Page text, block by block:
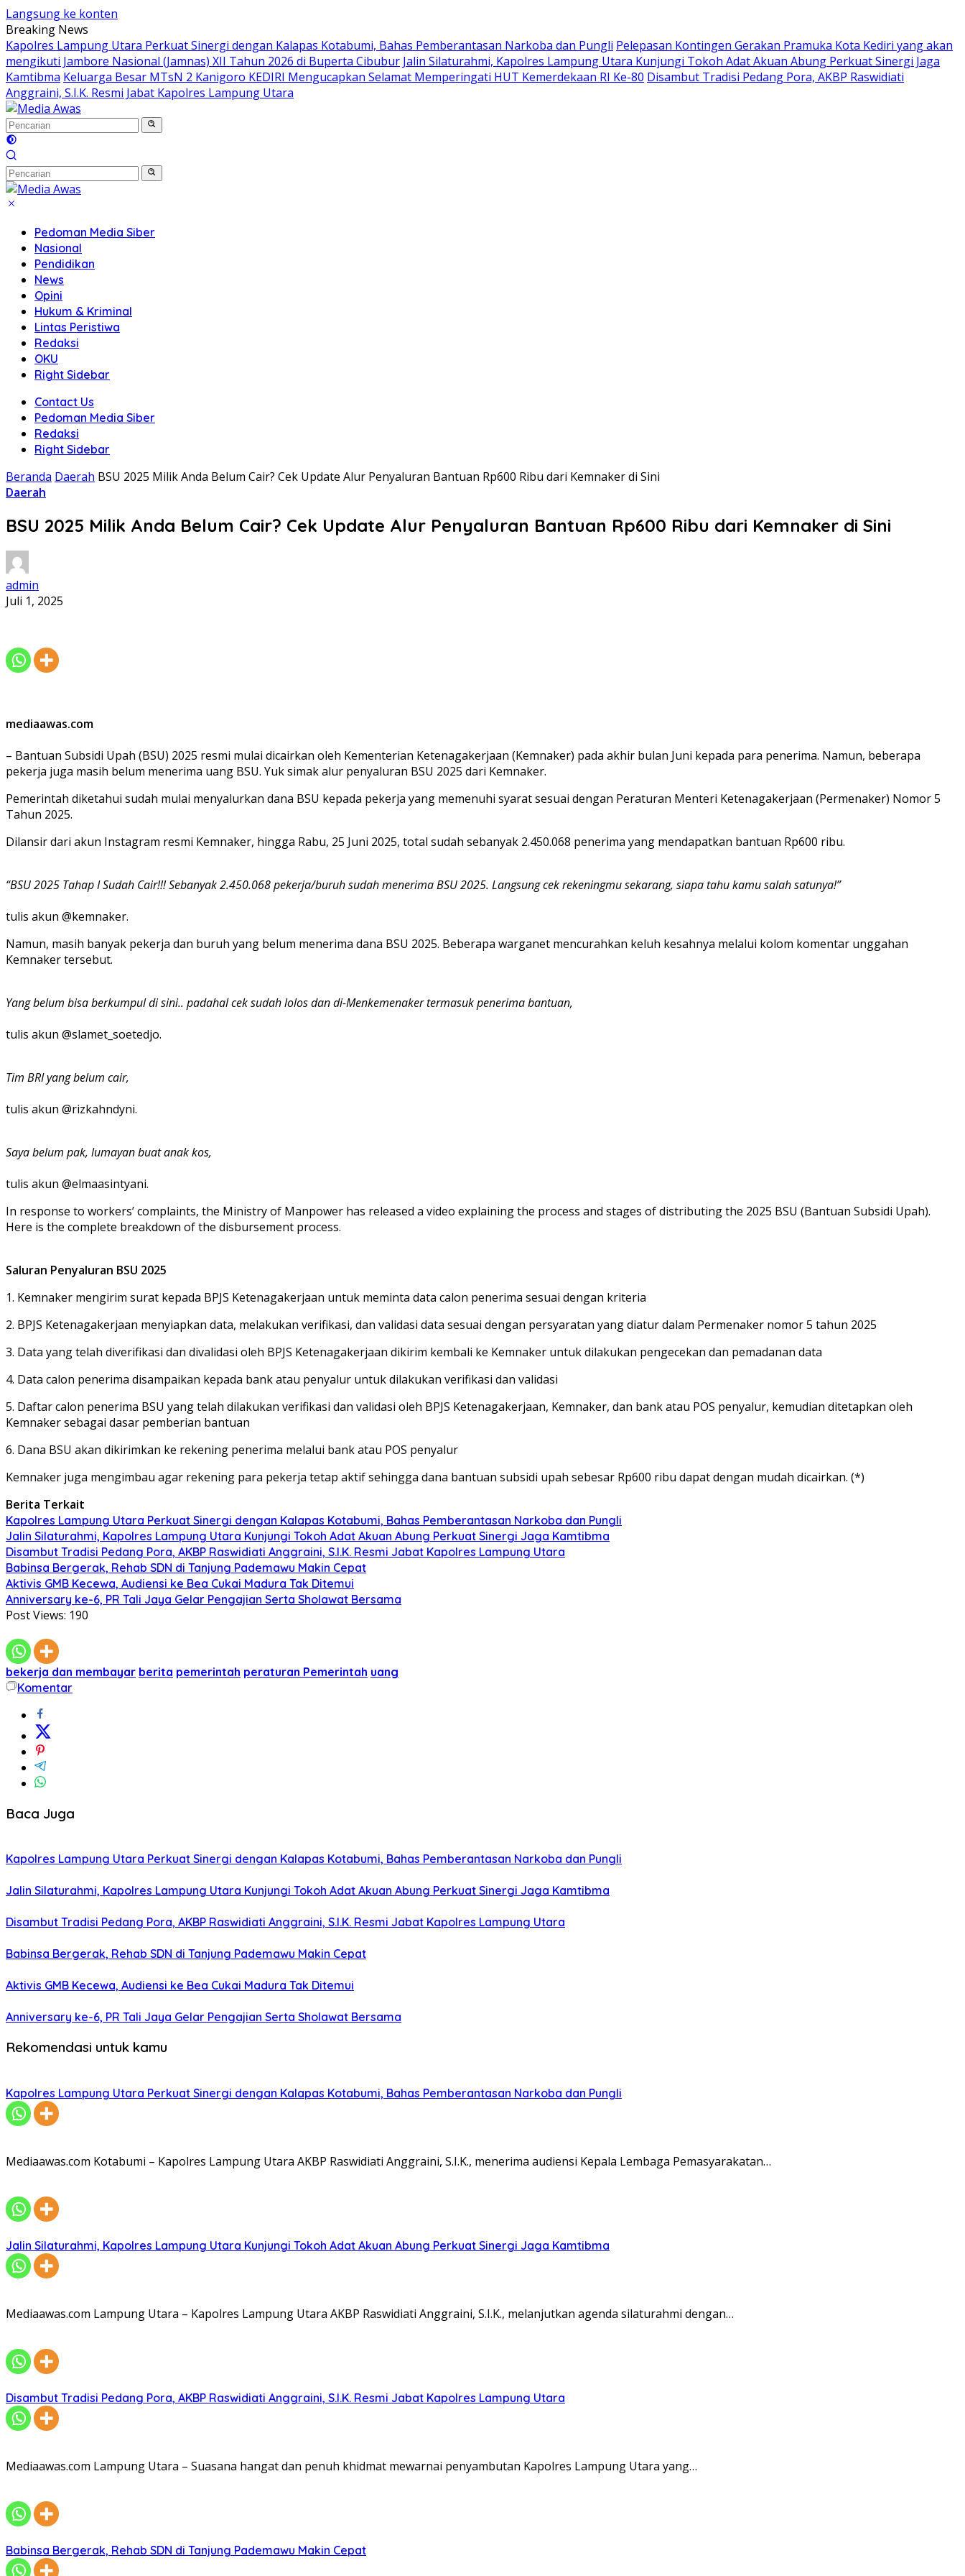
Langsung ke konten
Breaking News
Kapolres Lampung Utara Perkuat Sinergi dengan Kalapas Kotabumi, Bahas Pemberantasan Narkoba dan Pungli Pelepasan Kontingen Gerakan Pramuka Kota Kediri yang akan
mengikuti Jambore Nasional (Jamnas) XII Tahun 2026 di Buperta Cibubur Jalin Silaturahmi, Kapolres Lampung Utara Kunjungi Tokoh Adat Akuan Abung Perkuat Sinergi Jaga
Kamtibma Keluarga Besar MTsN 2 Kanigoro KEDIRI Mengucapkan Selamat Memperingati HUT Kemerdekaan RI Ke-80 Disambut Tradisi Pedang Pora, AKBP Raswidiati
Anggraini, S.I.K. Resmi Jabat Kapolres Lampung Utara
Pedoman Media Siber
Nasional
Pendidikan
News
Opini
Hukum & Kriminal
Lintas Peristiwa
Redaksi
OKU
Right Sidebar
Contact Us
Pedoman Media Siber
Redaksi
Right Sidebar
Beranda Daerah BSU 2025 Milik Anda Belum Cair? Cek Update Alur Penyaluran Bantuan Rp600 Ribu dari Kemnaker di Sini
Daerah
BSU 2025 Milik Anda Belum Cair? Cek Update Alur Penyaluran Bantuan Rp600 Ribu dari Kemnaker di Sini
admin
Juli 1, 2025
mediaawas.com
– Bantuan Subsidi Upah (BSU) 2025 resmi mulai dicairkan oleh Kementerian Ketenagakerjaan (Kemnaker) pada akhir bulan Juni kepada para penerima. Namun, beberapa
pekerja juga masih belum menerima uang BSU. Yuk simak alur penyaluran BSU 2025 dari Kemnaker.
Pemerintah diketahui sudah mulai menyalurkan dana BSU kepada pekerja yang memenuhi syarat sesuai dengan Peraturan Menteri Ketenagakerjaan (Permenaker) Nomor 5
Tahun 2025.
Dilansir dari akun Instagram resmi Kemnaker, hingga Rabu, 25 Juni 2025, total sudah sebanyak 2.450.068 penerima yang mendapatkan bantuan Rp600 ribu.
“BSU 2025 Tahap I Sudah Cair!!! Sebanyak 2.450.068 pekerja/buruh sudah menerima BSU 2025. Langsung cek rekeningmu sekarang, siapa tahu kamu salah satunya!”
tulis akun @kemnaker.
Namun, masih banyak pekerja dan buruh yang belum menerima dana BSU 2025. Beberapa warganet mencurahkan keluh kesahnya melalui kolom komentar unggahan
Kemnaker tersebut.
Yang belum bisa berkumpul di sini.. padahal cek sudah lolos dan di-Menkemenaker termasuk penerima bantuan,
tulis akun @slamet_soetedjo.
Tim BRI yang belum cair,
tulis akun @rizkahndyni.
Saya belum pak, lumayan buat anak kos,
tulis akun @elmaasintyani.
In response to workers’ complaints, the Ministry of Manpower has released a video explaining the process and stages of distributing the 2025 BSU (Bantuan Subsidi Upah).
Here is the complete breakdown of the disbursement process.
Saluran Penyaluran BSU 2025
1. Kemnaker mengirim surat kepada BPJS Ketenagakerjaan untuk meminta data calon penerima sesuai dengan kriteria
2. BPJS Ketenagakerjaan menyiapkan data, melakukan verifikasi, dan validasi data sesuai dengan persyaratan yang diatur dalam Permenaker nomor 5 tahun 2025
3. Data yang telah diverifikasi dan divalidasi oleh BPJS Ketenagakerjaan dikirim kembali ke Kemnaker untuk dilakukan pengecekan dan pemadanan data
4. Data calon penerima disampaikan kepada bank atau penyalur untuk dilakukan verifikasi dan validasi
5. Daftar calon penerima BSU yang telah dilakukan verifikasi dan validasi oleh BPJS Ketenagakerjaan, Kemnaker, dan bank atau POS penyalur, kemudian ditetapkan oleh
Kemnaker sebagai dasar pemberian bantuan
6. Dana BSU akan dikirimkan ke rekening penerima melalui bank atau POS penyalur
Kemnaker juga mengimbau agar rekening para pekerja tetap aktif sehingga dana bantuan subsidi upah sebesar Rp600 ribu dapat dengan mudah dicairkan. (*)
Berita Terkait
Kapolres Lampung Utara Perkuat Sinergi dengan Kalapas Kotabumi, Bahas Pemberantasan Narkoba dan Pungli
Jalin Silaturahmi, Kapolres Lampung Utara Kunjungi Tokoh Adat Akuan Abung Perkuat Sinergi Jaga Kamtibma
Disambut Tradisi Pedang Pora, AKBP Raswidiati Anggraini, S.I.K. Resmi Jabat Kapolres Lampung Utara
Babinsa Bergerak, Rehab SDN di Tanjung Pademawu Makin Cepat
Aktivis GMB Kecewa, Audiensi ke Bea Cukai Madura Tak Ditemui
Anniversary ke-6, PR Tali Jaya Gelar Pengajian Serta Sholawat Bersama
Post Views: 190
bekerja dan membayar berita pemerintah peraturan Pemerintah uang
Komentar
Baca Juga
Kapolres Lampung Utara Perkuat Sinergi dengan Kalapas Kotabumi, Bahas Pemberantasan Narkoba dan Pungli
Jalin Silaturahmi, Kapolres Lampung Utara Kunjungi Tokoh Adat Akuan Abung Perkuat Sinergi Jaga Kamtibma
Disambut Tradisi Pedang Pora, AKBP Raswidiati Anggraini, S.I.K. Resmi Jabat Kapolres Lampung Utara
Babinsa Bergerak, Rehab SDN di Tanjung Pademawu Makin Cepat
Aktivis GMB Kecewa, Audiensi ke Bea Cukai Madura Tak Ditemui
Anniversary ke-6, PR Tali Jaya Gelar Pengajian Serta Sholawat Bersama
Rekomendasi untuk kamu
Kapolres Lampung Utara Perkuat Sinergi dengan Kalapas Kotabumi, Bahas Pemberantasan Narkoba dan Pungli
Mediaawas.com Kotabumi – Kapolres Lampung Utara AKBP Raswidiati Anggraini, S.I.K., menerima audiensi Kepala Lembaga Pemasyarakatan…
Jalin Silaturahmi, Kapolres Lampung Utara Kunjungi Tokoh Adat Akuan Abung Perkuat Sinergi Jaga Kamtibma
Mediaawas.com Lampung Utara – Kapolres Lampung Utara AKBP Raswidiati Anggraini, S.I.K., melanjutkan agenda silaturahmi dengan…
Disambut Tradisi Pedang Pora, AKBP Raswidiati Anggraini, S.I.K. Resmi Jabat Kapolres Lampung Utara
Mediaawas.com Lampung Utara – Suasana hangat dan penuh khidmat mewarnai penyambutan Kapolres Lampung Utara yang…
Babinsa Bergerak, Rehab SDN di Tanjung Pademawu Makin Cepat